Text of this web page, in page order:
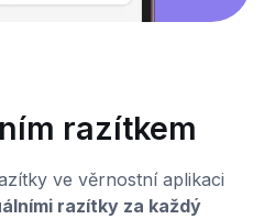
razítkem
ve věrnostní aplikaci
razítky za každý